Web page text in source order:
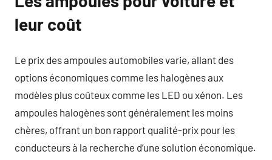
leur coût
Le prix des ampoules automobiles varie, allant des
options économiques comme les halogènes aux
modèles plus coûteux comme les LED ou xénon. Les
ampoules halogènes sont généralement les moins
chères, offrant un bon rapport qualité-prix pour les
conducteurs à la recherche d’une solution économique.